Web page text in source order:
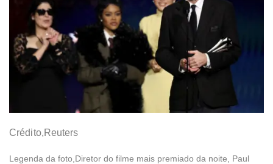
Crédito, Reuters
Legenda da foto, Diretor do filme mais premiado da noite, Paul